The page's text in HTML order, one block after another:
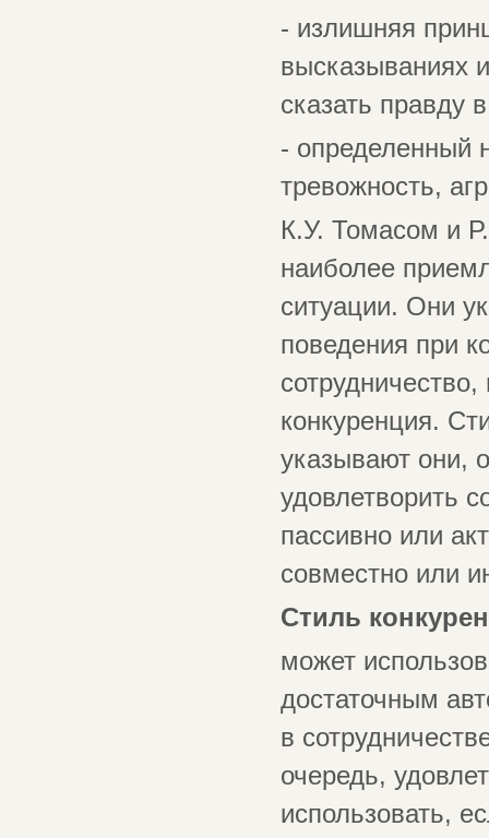
- излишняя
высказываниях
сказать правду
- определенный
тревожность,
К.У. Томасом и
наиболее
ситуации. Они
поведения при
конкуренция.
указывают они,
удовлетворить
пассивно или
совместно или
Стиль
может
достаточным
в
очередь,
использовать,